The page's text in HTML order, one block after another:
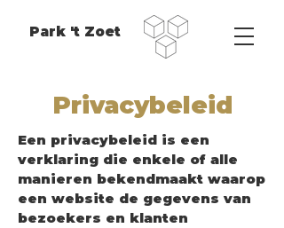
Park 't Zoet
Privacybeleid
Een privacybeleid is een
verklaring die enkele of alle
manieren bekendmaakt waarop
een website de gegevens van
bezoekers en klanten